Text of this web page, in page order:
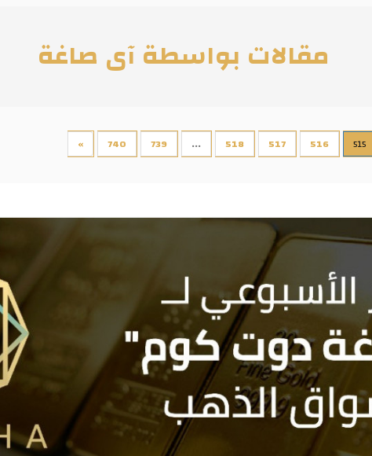
مقالات بواسطة آى صاغة
515
516
517
518
...
739
740
»